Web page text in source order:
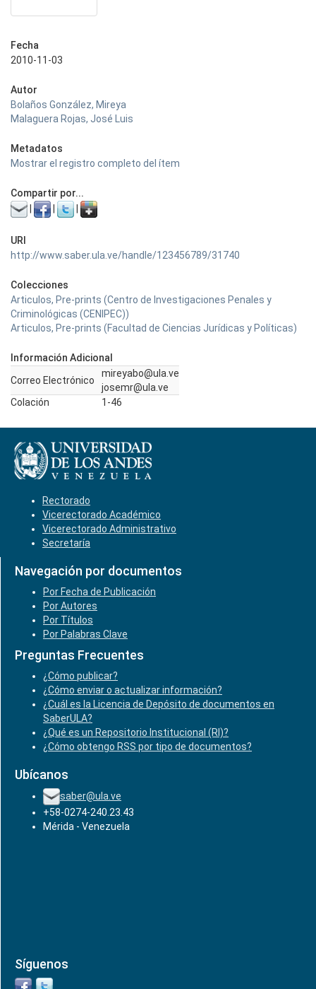
Fecha
2010-11-03
Autor
Bolaños González, Mireya
Malaguera Rojas, José Luis
Metadatos
Mostrar el registro completo del ítem
Compartir por...
URI
http://www.saber.ula.ve/handle/123456789/31740
Colecciones
Articulos, Pre-prints (Centro de Investigaciones Penales y
Criminológicas (CENIPEC))
Articulos, Pre-prints (Facultad de Ciencias Jurídicas y Políticas)
Información Adicional
Correo Electrónico
mireyabo@ula.ve
josemr@ula.ve
Colación
1-46
Rectorado
Vicerectorado Académico
Vicerectorado Administrativo
Secretaría
Navegación por documentos
Por Fecha de Publicación
Por Autores
Por Títulos
Por Palabras Clave
Preguntas Frecuentes
¿Cómo publicar?
¿Cómo enviar o actualizar información?
¿Cuál es la Licencia de Depósito de documentos en
SaberULA?
¿Qué es un Repositorio Institucional (RI)?
¿Cómo obtengo RSS por tipo de documentos?
Ubícanos
saber@ula.ve
+58-0274-240.23.43
Mérida - Venezuela
Síguenos